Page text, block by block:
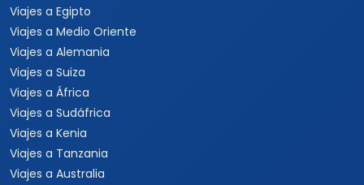
Viajes a Egipto
Viajes a Medio Oriente
Viajes a Alemania
Viajes a Suiza
Viajes a África
Viajes a Sudáfrica
Viajes a Kenia
Viajes a Tanzania
Viajes a Australia